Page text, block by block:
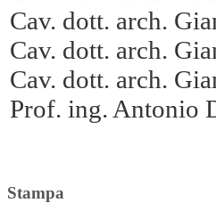
Cav. dott. arch.
Cav. dott. arch.
Cav. dott. arch.
Prof. ing. Antonio
Stampa